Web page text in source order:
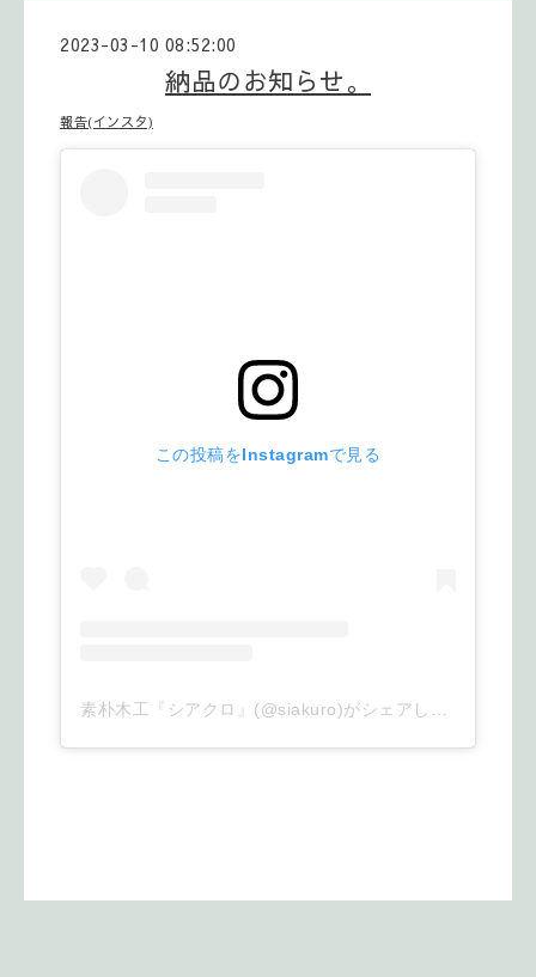
2023-03-10 08:52:00
納品のお知らせ。
報告(インスタ)
この投稿をInstagramで見る